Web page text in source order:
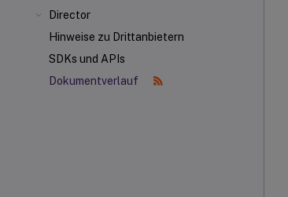
Director
Hinweise zu Drittanbietern
SDKs und APIs
Dokumentverlauf